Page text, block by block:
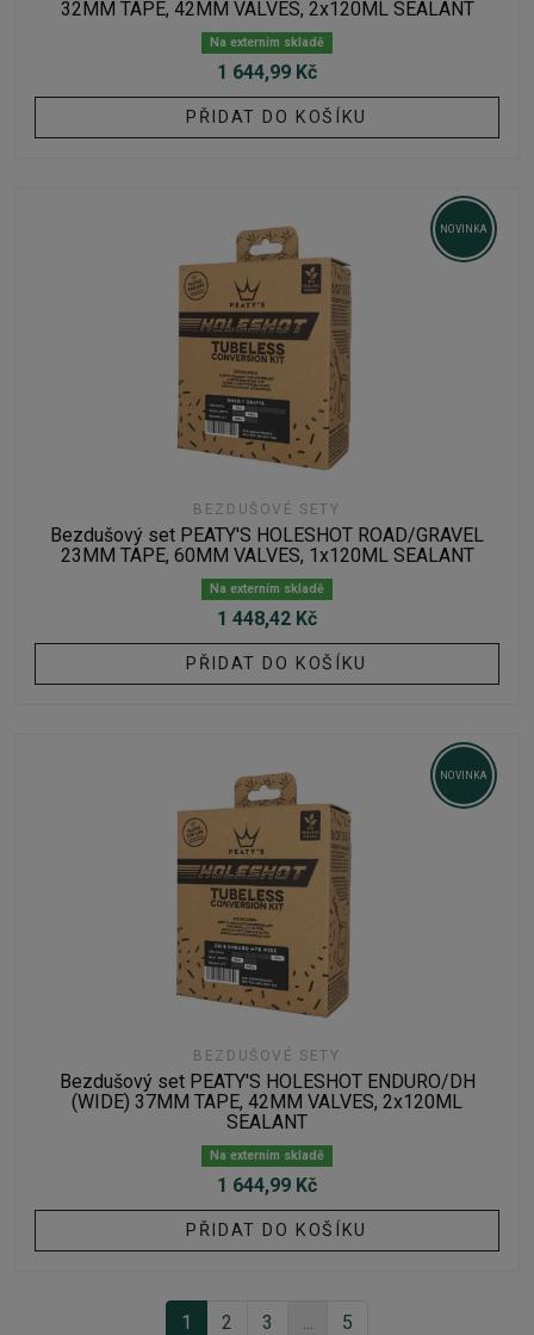
32MM TAPE, 42MM VALVES, 2x120ML SEALANT
Na externím skladě
1 644,99 Kč
PŘIDAT DO KOŠÍKU
NOVINKA
BEZDUŠOVÉ SETY
Bezdušový set PEATY'S HOLESHOT ROAD/GRAVEL
23MM TAPE, 60MM VALVES, 1x120ML SEALANT
Na externím skladě
1 448,42 Kč
PŘIDAT DO KOŠÍKU
NOVINKA
BEZDUŠOVÉ SETY
Bezdušový set PEATY'S HOLESHOT ENDURO/DH
(WIDE) 37MM TAPE, 42MM VALVES, 2x120ML
SEALANT
Na externím skladě
1 644,99 Kč
PŘIDAT DO KOŠÍKU
1 2 3 ... 5